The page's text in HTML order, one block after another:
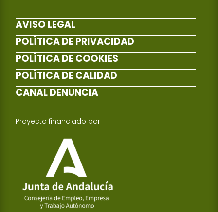
AVISO LEGAL
POLÍTICA DE PRIVACIDAD
POLÍTICA DE COOKIES
POLÍTICA DE CALIDAD
CANAL DENUNCIA
Proyecto financiado por: